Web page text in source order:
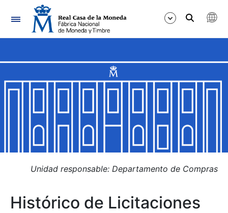
Navegación
Mostrar/Ocultar
Mostrar/Ocultar
Mostrar/Ocultar
Mostrar/Ocultar
Unidad responsable: Departamento de Compras
Histórico de Licitaciones